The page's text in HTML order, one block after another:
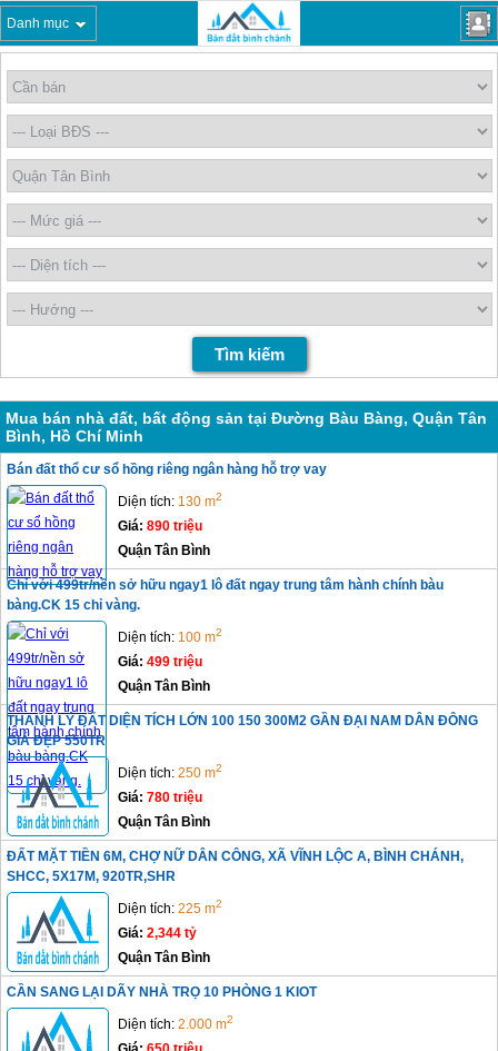
Danh mục
Mua bán nhà đất, bất động sản tại Đường Bàu Bàng, Quận Tân
Bình, Hồ Chí Minh
Bán đất thổ cư sổ hồng riêng ngân hàng hỗ trợ vay
Diện tích: 130 m2
Giá: 890 triệu
Quận Tân Bình
Chỉ với 499tr/nền sở hữu ngay1 lô đất ngay trung tâm hành chính bàu
bàng.CK 15 chỉ vàng.
Diện tích: 100 m2
Giá: 499 triệu
Quận Tân Bình
THANH LÝ ĐẤT DIỆN TÍCH LỚN 100 150 300M2 GẦN ĐẠI NAM DÂN ĐÔNG
GIÁ ĐẸP 550TR
Diện tích: 250 m2
Giá: 780 triệu
Quận Tân Bình
ĐẤT MẶT TIỀN 6M, CHỢ NỮ DÂN CÔNG, XÃ VĨNH LỘC A, BÌNH CHÁNH,
SHCC, 5X17M, 920TR,SHR
Diện tích: 225 m2
Giá: 2,344 tỷ
Quận Tân Bình
CẦN SANG LẠI DÃY NHÀ TRỌ 10 PHÒNG 1 KIOT
Diện tích: 2.000 m2